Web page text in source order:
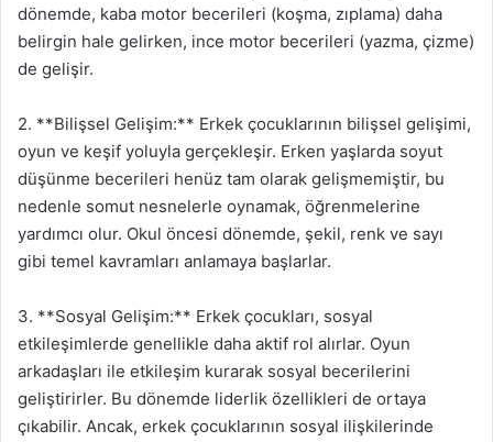
dönemde, kaba motor becerileri (koşma, zıplama) daha
belirgin hale gelirken, ince motor becerileri (yazma, çizme)
de gelişir.
2. **Bilişsel Gelişim:** Erkek çocuklarının bilişsel gelişimi,
oyun ve keşif yoluyla gerçekleşir. Erken yaşlarda soyut
düşünme becerileri henüz tam olarak gelişmemiştir, bu
nedenle somut nesnelerle oynamak, öğrenmelerine
yardımcı olur. Okul öncesi dönemde, şekil, renk ve sayı
gibi temel kavramları anlamaya başlarlar.
3. **Sosyal Gelişim:** Erkek çocukları, sosyal
etkileşimlerde genellikle daha aktif rol alırlar. Oyun
arkadaşları ile etkileşim kurarak sosyal becerilerini
geliştirirler. Bu dönemde liderlik özellikleri de ortaya
çıkabilir. Ancak, erkek çocuklarının sosyal ilişkilerinde